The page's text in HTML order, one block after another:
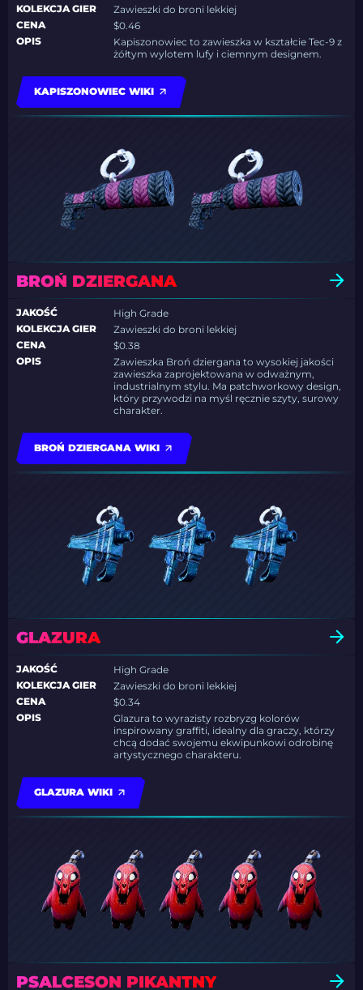
KOLEKCJA GIER
Zawieszki do broni lekkiej
CENA
$0.46
OPIS
Kapiszonowiec to zawieszka w kształcie Tec-9 z
żółtym wylotem lufy i ciemnym designem.
KAPISZONOWIEC WIKI
BROŃ DZIERGANA
JAKOŚĆ
High Grade
KOLEKCJA GIER
Zawieszki do broni lekkiej
CENA
$0.38
OPIS
Zawieszka Broń dziergana to wysokiej jakości
zawieszka zaprojektowana w odważnym,
industrialnym stylu. Ma patchworkowy design,
który przywodzi na myśl ręcznie szyty, surowy
charakter.
BROŃ DZIERGANA WIKI
GLAZURA
JAKOŚĆ
High Grade
KOLEKCJA GIER
Zawieszki do broni lekkiej
CENA
$0.34
OPIS
Glazura to wyrazisty rozbryzg kolorów
inspirowany graffiti, idealny dla graczy, którzy
chcą dodać swojemu ekwipunkowi odrobinę
artystycznego charakteru.
GLAZURA WIKI
PSALCESON PIKANTNY